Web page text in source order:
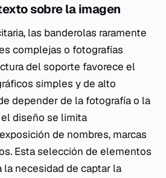
sobre la imagen
las banderolas raramente
complejas o fotografías
del soporte favorece el
simples y de alto
depender de la fotografía o la
diseño se limita
de nombres, marcas
Esta selección de elementos
necesidad de captar la